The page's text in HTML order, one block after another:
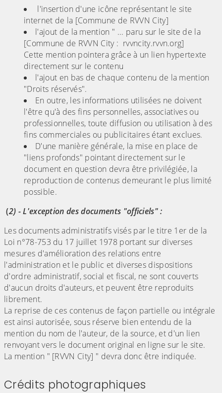
l'insertion d'une icône représentant le site
internet de la [Commune de RVVN City]
l'ajout de la mention " ... paru sur le site de la
[Commune de RVVN City : rvvncity.rvvn.org]
Cette mention pointera grâce à un lien hypertexte
directement sur le contenu
l'ajout en bas de chaque contenu de la mention
"Droits réservés".
En outre, les informations utilisées ne doivent
l'être qu'à des fins personnelles, associatives ou
professionnelles, toute diffusion ou utilisation à des
fins commerciales ou publicitaires étant exclues.
D'une manière générale, la mise en place de
"liens profonds" pointant directement sur le
document en question devra être privilégiée, la
reproduction de contenus demeurant le plus limité
possible.
(2) - L'exception des documents "officiels" :
Les documents administratifs visés par le titre 1er de la
Loi n°78-753 du 17 juillet 1978 portant sur diverses
mesures d'amélioration des relations entre
l'administration et le public et diverses dispositions
d'ordre administratif, social et fiscal, ne sont couverts
d'aucun droits d'auteurs, et peuvent être reproduits
librement.
La reprise de ces contenus de façon partielle ou intégrale
est ainsi autorisée, sous réserve bien entendu de la
mention du nom de l'auteur, de la source, et d'un lien
renvoyant vers le document original en ligne sur le site.
La mention " [RVVN City] " devra donc être indiquée.
Crédits photographiques